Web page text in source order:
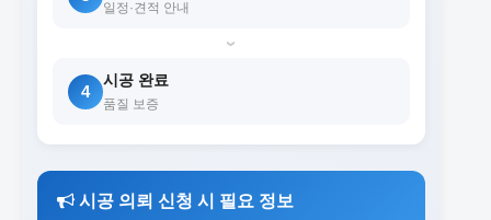
일정·견적 안내
›
4
시공 완료
품질 보증
시공 의뢰 신청 시 필요 정보